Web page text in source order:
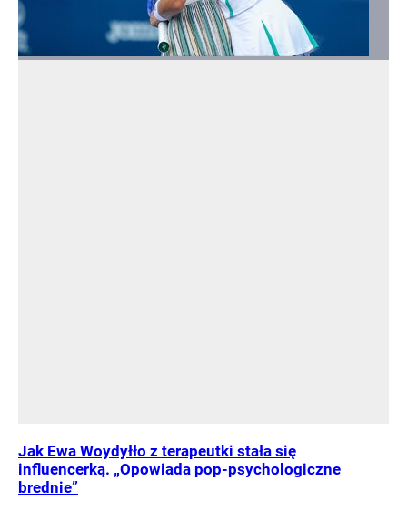
Jak Ewa Woydyłło z terapeutki stała się
influencerką. „Opowiada pop-psychologiczne
brednie”